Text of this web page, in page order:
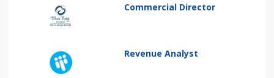
Commercial Director
Revenue Analyst